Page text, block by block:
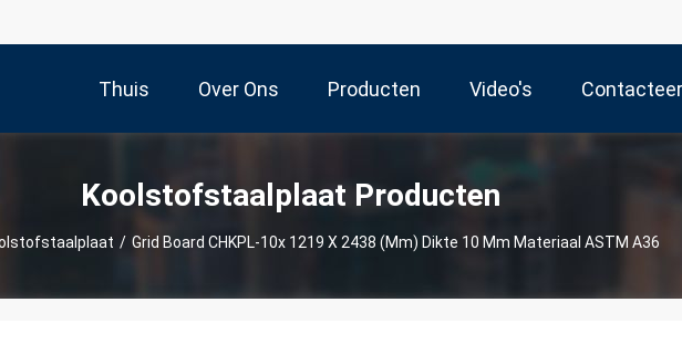
Thuis Over Ons Producten Video's
Koolstofstaalplaat Producten
/ Grid Board CHKPL-10x 1219 X 2438 (mm) Dikte 10 Mm Materiaal ASTM A36